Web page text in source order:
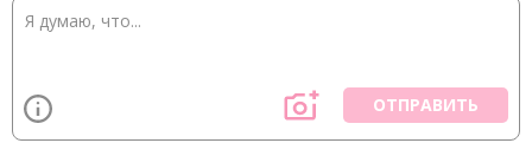
ОТПРАВИТЬ